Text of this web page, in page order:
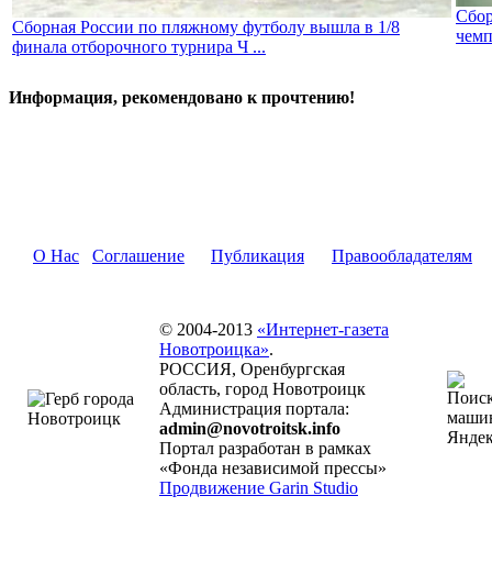
Сборная России по пляжному футболу вышла в 1/8
финала отборочного турнира Ч ...
Информация, рекомендовано к прочтению!
О Нас Соглашение Публикация Правообладателям
© 2004-2013 «Интернет-газета
Новотроицка».
РОССИЯ, Оренбургская
область, город Новотроицк
Администрация портала:
admin@novotroitsk.info
Портал разработан в рамках
«Фонда независимой прессы»
Продвижение Garin Studio